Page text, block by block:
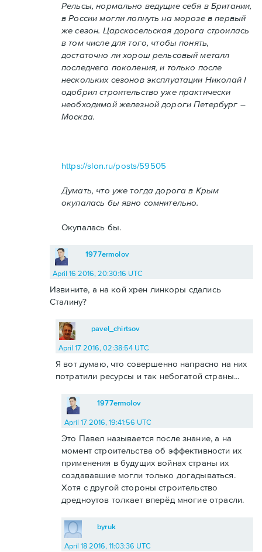
Рельсы, нормально ведущие себя в Британии,
в России могли лопнуть на морозе в первый
же сезон. Царскосельская дорога строилась
в том числе для того, чтобы понять,
достаточно ли хорош рельсовый металл
последнего поколения, и только после
нескольких сезонов эксплуатации Николай I
одобрил строительство уже практически
необходимой железной дороги Петербург –
Москва.
https://slon.ru/posts/59505
Думать, что уже тогда дорога в Крым
окупалась бы явно сомнительно.
Окупалась бы.
1977ermolov
April 16 2016, 20:30:16 UTC
Извините, а на кой хрен линкоры сдались
Сталину?
pavel_chirtsov
April 17 2016, 02:38:54 UTC
Я вот думаю, что совершенно напрасно на них
потратили ресурсы и так небогатой страны...
1977ermolov
April 17 2016, 19:41:56 UTC
Это Павел называется после знание, а на
момент строительства об эффективности их
применения в будущих войнах страны их
создававшие могли только догадываться.
Хотя с другой стороны строительство
дредноутов толкает вперёд многие отрасли.
byruk
April 18 2016, 11:03:36 UTC